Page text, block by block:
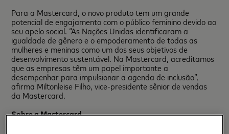
Para a Mastercard, o novo produto tem um grande
potencial de engajamento com o público feminino devido ao
seu apelo social. “As Nações Unidas identificaram a
igualdade de gênero e o empoderamento de todas as
mulheres e meninas como um dos seus objetivos de
desenvolvimento sustentável. Na Mastercard, acreditamos
que as empresas têm um papel importante a
desempenhar para impulsionar a agenda de inclusão”,
afirma Miltonleise Filho, vice-presidente sênior de vendas
da Mastercard.
Sobre a Mastercard